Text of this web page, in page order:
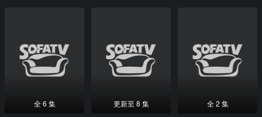
全 6 集 更新至 8 集 全 2 集